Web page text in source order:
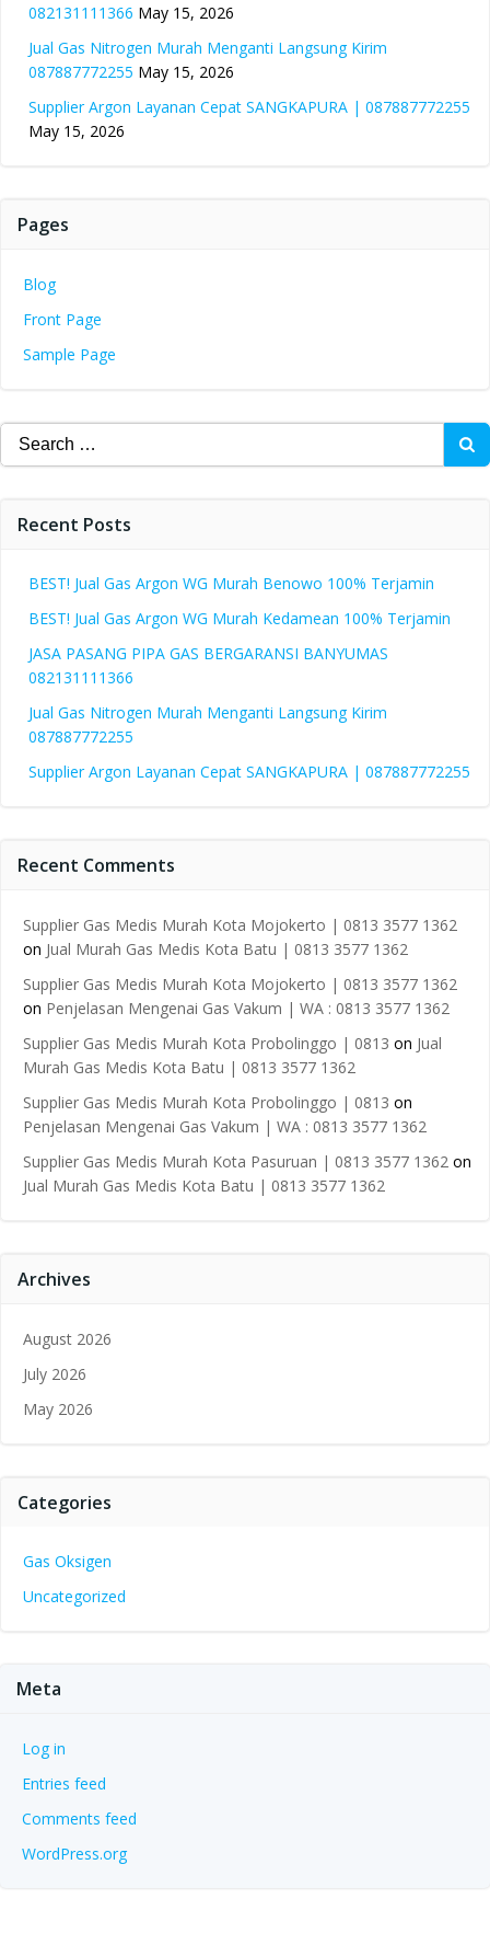
082131111366 May 15, 2026
Jual Gas Nitrogen Murah Menganti Langsung Kirim
087887772255 May 15, 2026
Supplier Argon Layanan Cepat SANGKAPURA | 087887772255
May 15, 2026
Pages
Blog
Front Page
Sample Page
Search
for:
Recent Posts
BEST! Jual Gas Argon WG Murah Benowo 100% Terjamin
BEST! Jual Gas Argon WG Murah Kedamean 100% Terjamin
JASA PASANG PIPA GAS BERGARANSI BANYUMAS
082131111366
Jual Gas Nitrogen Murah Menganti Langsung Kirim
087887772255
Supplier Argon Layanan Cepat SANGKAPURA | 087887772255
Recent Comments
Supplier Gas Medis Murah Kota Mojokerto | 0813 3577 1362
on Jual Murah Gas Medis Kota Batu | 0813 3577 1362
Supplier Gas Medis Murah Kota Mojokerto | 0813 3577 1362
on Penjelasan Mengenai Gas Vakum | WA : 0813 3577 1362
Supplier Gas Medis Murah Kota Probolinggo | 0813 on Jual
Murah Gas Medis Kota Batu | 0813 3577 1362
Supplier Gas Medis Murah Kota Probolinggo | 0813 on
Penjelasan Mengenai Gas Vakum | WA : 0813 3577 1362
Supplier Gas Medis Murah Kota Pasuruan | 0813 3577 1362 on
Jual Murah Gas Medis Kota Batu | 0813 3577 1362
Archives
August 2026
July 2026
May 2026
Categories
Gas Oksigen
Uncategorized
Meta
Log in
Entries feed
Comments feed
WordPress.org